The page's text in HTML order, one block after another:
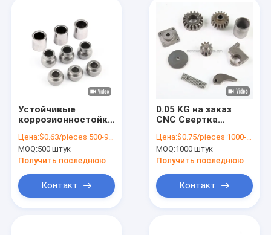
Устойчивые
коррозионностойкие
нержавеющей
стали для
применения в
порошка
Цена:$0.63/pieces 500-999 pieces
MOQ:500 штук
Получить последнюю цену
Контакт
0.05 KG на заказ
CNC Свертка
железо
Порошковая
металлургия
Нержавеющей
стали MIM части
Цена:$0.75/pieces 1000-4999 pieces
MOQ:1000 штук
Получить последнюю цену
Контакт